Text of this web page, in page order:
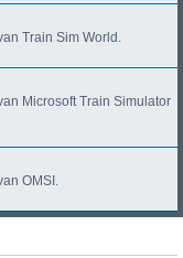
Train Sim World.
Microsoft Train Simulator
OMSI.